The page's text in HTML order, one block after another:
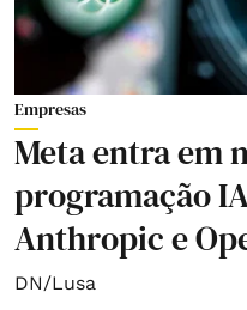
Empresas
Meta entra em
programação
Anthropic e
DN/Lusa